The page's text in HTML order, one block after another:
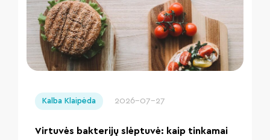
Kalba Klaipėda 2026-07-27
Virtuvės bakterijų slėptuvė: kaip tinkamai